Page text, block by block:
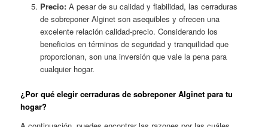
Precio:A pesar de su calidad y fiabilidad, las cerraduras
de sobreponer Alginet son asequibles y ofrecen una
excelente relación calidad-precio. Considerando los
beneficios en términos de seguridad y tranquilidad que
proporcionan, son una inversión que vale la pena para
cualquier hogar.
¿Por qué elegir cerraduras de sobreponer Alginet para tu
hogar?